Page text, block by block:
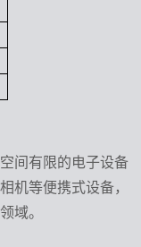
间有限的电子设备
机等便携式设备，
域。